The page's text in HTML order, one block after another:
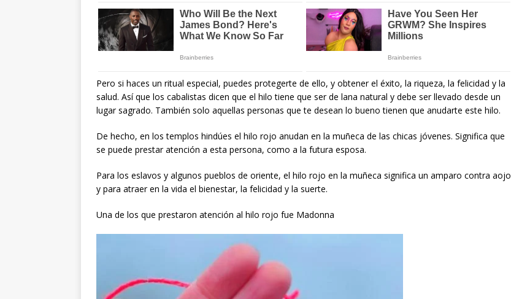
Pero si haces un ritual especial, puedes protegerte de ello, y obtener el éxito, la riqueza, la felicidad y la
salud. Así que los cabalistas dicen que el hilo tiene que ser de lana natural y debe ser llevado desde un
lugar sagrado. También solo aquellas personas que te desean lo bueno tienen que anudarte este hilo.
De hecho, en los templos hindúes el hilo rojo anudan en la muñeca de las chicas jóvenes. Significa que
se puede prestar atención a esta persona, como a la futura esposa.
Para los eslavos y algunos pueblos de oriente, el hilo rojo en la muñeca significa un amparo contra aojo
y para atraer en la vida el bienestar, la felicidad y la suerte.
Una de los que prestaron atención al hilo rojo fue Madonna